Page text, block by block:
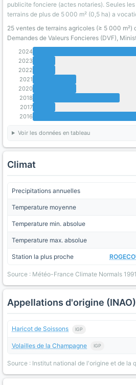
publicite fonciere (actes notaries). Seules
terrains de plus de 5 000 m² (0,5 ha) a
25 ventes de terrains agricoles (≥ 5 000 m²)
Demandes de Valeurs Foncieres (DVF),
2024
2023
2022
2021
2020
2018
2017
2016
Voir les données en tableau
Climat
Precipitations annuelles
Temperature moyenne
Temperature min. absolue
Temperature max. absolue
Station la plus proche
Source : Météo-France Climate Normals
Appellations d'origine (INAO)
Haricot de Soissons IGP
Volailles de la Champagne IGP
Source : Institut national de l'origine et de la